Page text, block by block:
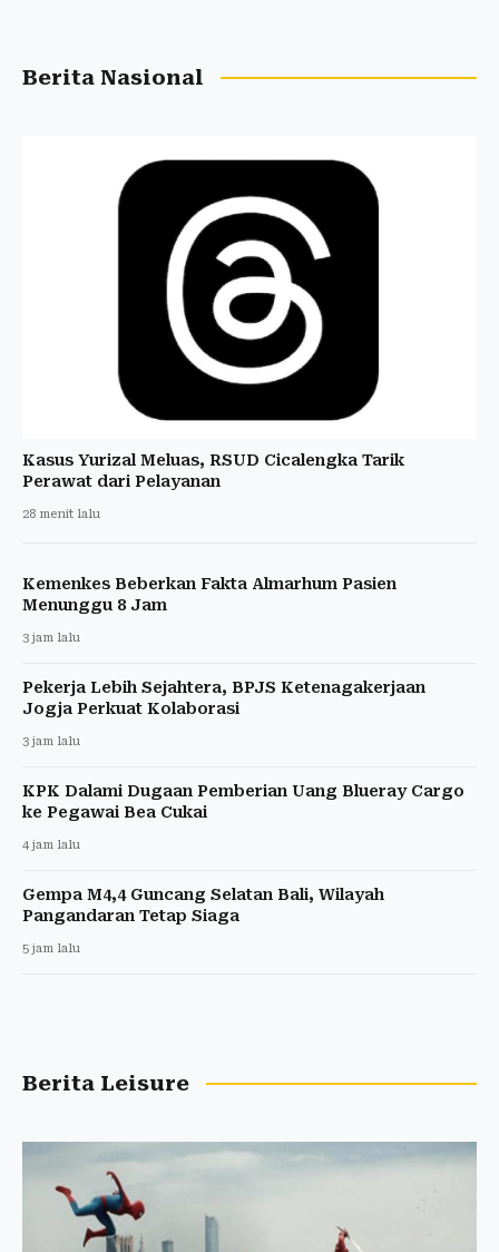
Berita Nasional
Kasus Yurizal Meluas, RSUD Cicalengka Tarik
Perawat dari Pelayanan
28 menit lalu
Kemenkes Beberkan Fakta Almarhum Pasien
Menunggu 8 Jam
3 jam lalu
Pekerja Lebih Sejahtera, BPJS Ketenagakerjaan
Jogja Perkuat Kolaborasi
3 jam lalu
KPK Dalami Dugaan Pemberian Uang Blueray Cargo
ke Pegawai Bea Cukai
4 jam lalu
Gempa M4,4 Guncang Selatan Bali, Wilayah
Pangandaran Tetap Siaga
5 jam lalu
Berita Leisure